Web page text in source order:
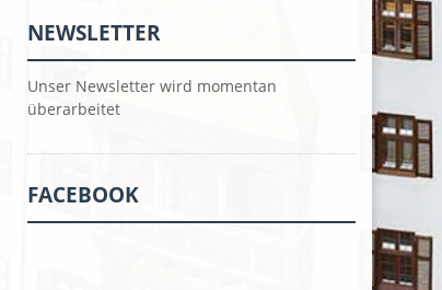
NEWSLETTER
Unser Newsletter wird momentan
überarbeitet
FACEBOOK